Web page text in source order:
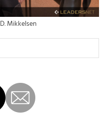
Mikkelsen